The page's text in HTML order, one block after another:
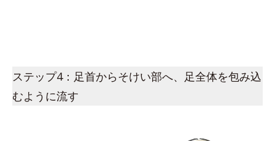
ステップ4：足首からそけい部へ、足全体を包み込
むように流す